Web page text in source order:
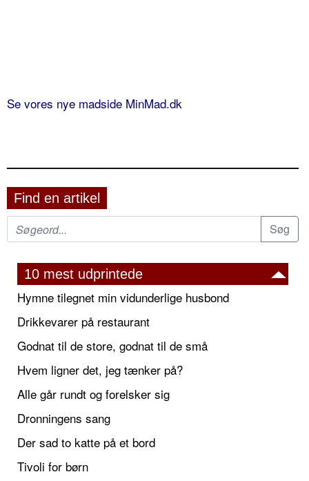
Se vores nye madside MinMad.dk
Find en artikel
10 mest udprintede
Hymne tilegnet min vidunderlige husbond
Drikkevarer på restaurant
Godnat til de store, godnat til de små
Hvem ligner det, jeg tænker på?
Alle går rundt og forelsker sig
Dronningens sang
Der sad to katte på et bord
Tivoli for børn